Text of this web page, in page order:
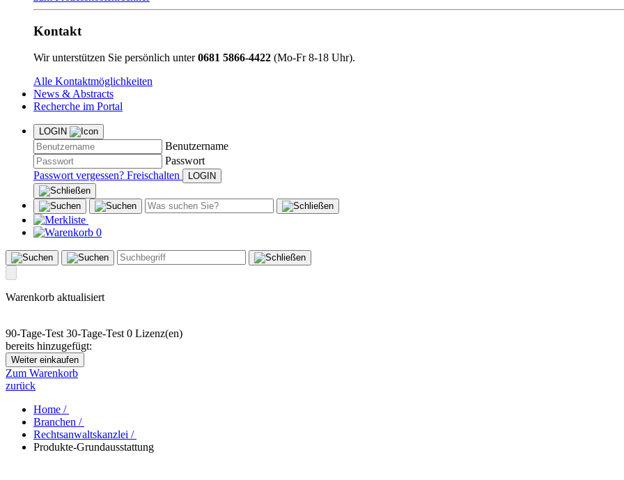
Kontakt
Wir unterstützen Sie persönlich unter0681 5866-4422 (Mo-Fr 8-18 Uhr).
Alle Kontaktmöglichkeiten
News & Abstracts
Recherche im Portal
LOGIN
Benutzername
Passwort
Passwort vergessen? Freischalten
0
Warenkorb aktualisiert
90-Tage-Test 30-Tage-Test 0 Lizenz(en)
bereits hinzugefügt:
Weiter einkaufen
Zum Warenkorb
zurück
Home /
Branchen /
Rechtsanwaltskanzlei /
Produkte-Grundausstattung